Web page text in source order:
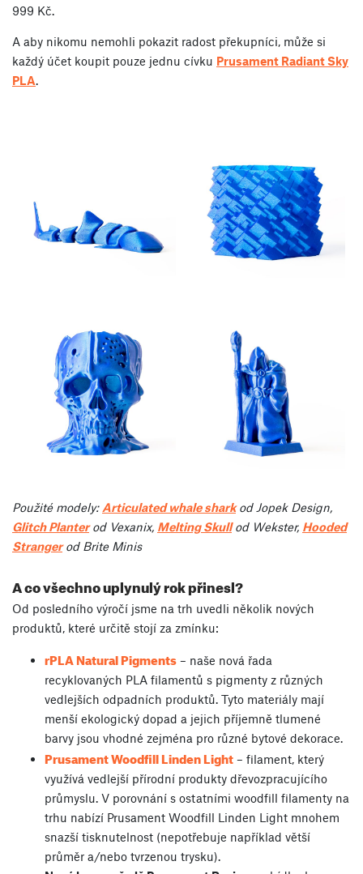
999 Kč.
A aby nikomu nemohli pokazit radost překupníci, může si
každý účet koupit pouze jednu cívku Prusament Radiant Sky
PLA.
Použité modely: Articulated whale sharkod Jopek Design,
Glitch Planterod Vexanix, Melting Skullod Wekster, Hooded
Strangerod Brite Minis
A co všechno uplynulý rok přinesl?
Od posledního výročí jsme na trh uvedli několik nových
produktů, které určitě stojí za zmínku:
rPLA Natural Pigments – naše nová řada
recyklovaných PLA filamentů s pigmenty z různých
vedlejších odpadních produktů. Tyto materiály mají
menší ekologický dopad a jejich příjemně tlumené
barvy jsou vhodné zejména pro různé bytové dekorace.
Prusament Woodfill Linden Light – filament, který
využívá vedlejší přírodní produkty dřevozpracujícího
průmyslu. V porovnání s ostatními woodfill filamenty na
trhu nabízí Prusament Woodfill Linden Light mnohem
snazší tisknutelnost (nepotřebuje například větší
průměr a/nebo tvrzenou trysku).